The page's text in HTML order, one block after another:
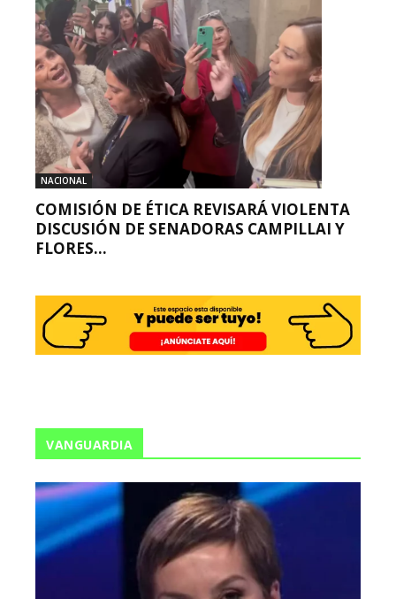
NACIONAL
COMISIÓN DE ÉTICA REVISARÁ VIOLENTA
DISCUSIÓN DE SENADORAS CAMPILLAI Y
FLORES...
VANGUARDIA